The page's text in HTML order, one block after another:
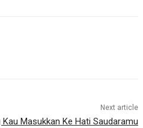
Next article
Masukkan Ke Hati Saudaramu